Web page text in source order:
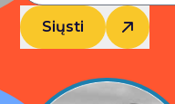
Siųsti